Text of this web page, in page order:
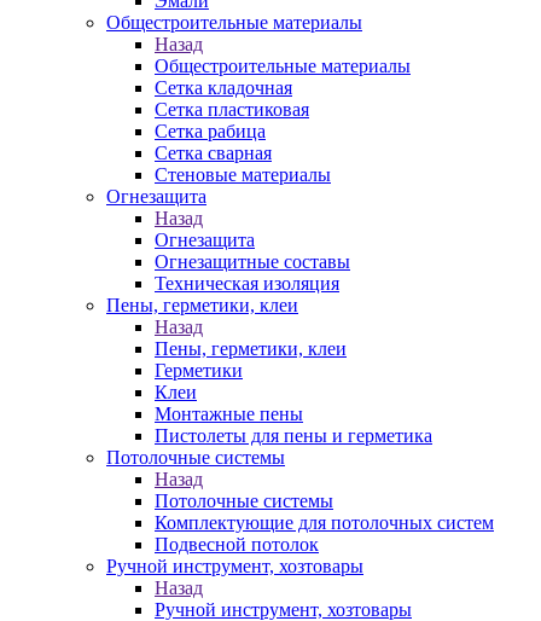
Общестроительные материалы
Назад
Общестроительные материалы
Сетка кладочная
Сетка пластиковая
Сетка рабица
Сетка сварная
Стеновые материалы
Огнезащита
Назад
Огнезащита
Огнезащитные составы
Техническая изоляция
Пены, герметики, клеи
Назад
Пены, герметики, клеи
Герметики
Клеи
Монтажные пены
Пистолеты для пены и герметика
Потолочные системы
Назад
Потолочные системы
Комплектующие для потолочных систем
Подвесной потолок
Ручной инструмент, хозтовары
Назад
Ручной инструмент, хозтовары